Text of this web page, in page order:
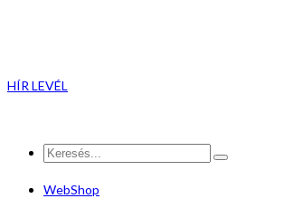
HÍR LEVÉL
WebShop